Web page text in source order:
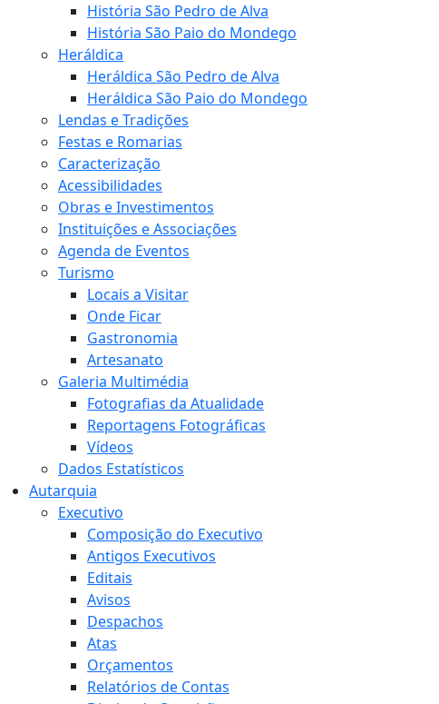
História São Pedro de Alva
História São Paio do Mondego
Heráldica
Heráldica São Pedro de Alva
Heráldica São Paio do Mondego
Lendas e Tradições
Festas e Romarias
Caracterização
Acessibilidades
Obras e Investimentos
Instituições e Associações
Agenda de Eventos
Turismo
Locais a Visitar
Onde Ficar
Gastronomia
Artesanato
Galeria Multimédia
Fotografias da Atualidade
Reportagens Fotográficas
Vídeos
Dados Estatísticos
Autarquia
Executivo
Composição do Executivo
Antigos Executivos
Editais
Avisos
Despachos
Atas
Orçamentos
Relatórios de Contas